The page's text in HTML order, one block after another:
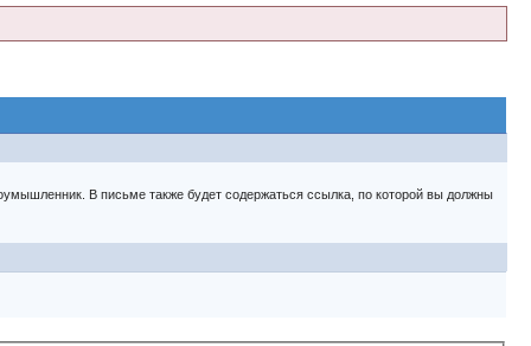
В письме также будет содержаться ссылка, по которой вы должны